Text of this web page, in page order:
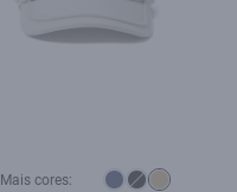
Mais cores: